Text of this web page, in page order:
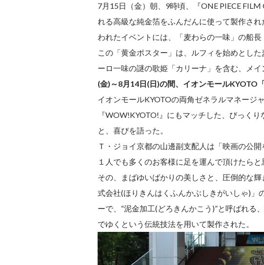
7月15日（金）朝、9時頃、『ONE PIECE
れる高級な純金箔をふんだんに使って製作さ
われたイベントには、「麦わらの一味」の船
この「黄金ポスター」は、ルフィを始めとし
ーロ一味の謎の歌姫「カリーナ」を含む、メ
(金)～8月14日(日)の間、イオンモールKYOTO
イオンモールKYOTOの両角ゼネラルマネージ
『WOW!KYOTO!』にもマッチした、びっく
と、喜びを語った。
Ｔ・ジョイ京都の山邊副支配人は「映画の公
１人でも多くのお客様に足を運んで頂けたらと
その、まばゆいばかりの美しさと、圧倒的な
式会社(ほりきんはくふんかぶしきがいしゃ)」
ーで、“泥金加工(どろきんかこう)”と呼ばれ
でゆくという伝統技法を用いて製作された。